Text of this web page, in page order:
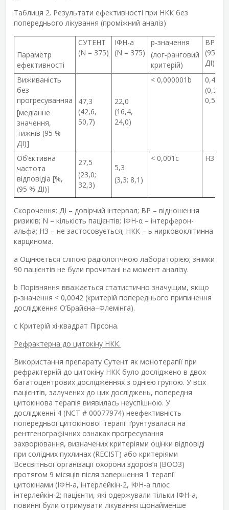
Таблиця 2. Результати ефективності при НКК без
попереднього лікування (проміжний аналіз)
Параметр
ефективності
СУТЕНТ
(N = 375)
ІФН-a
(N = 375)
p‑значення
(лог‑ранговий
критерій)
ВР
(95 %
ДІ)
Виживаність
без
прогресуванняa
[медіанне
значення,
тижнів (95 %
ДІ)]
47,3
(42,6,
50,7)
22,0
(16,4,
24,0)
< 0,000001b
0,415
(0,320,
0,539)
Об’єктивна
частота
відповідіa [%,
(95 % ДІ)]
27,5
(23,0;
32,3)
5,3
(3,3; 8,1)
< 0,001 c НЗ
Скорочення: ДІ – довірчий інтервал; ВР – відношення
ризиків; N – кількість пацієнтів; ІФН-α – інтерферон-
альфа; НЗ – не застосовується; НКК – ь нирковоклітинна
карцинома.
a Оцінюється сліпою радіологічною лабораторією; знімки
90 пацієнтів не були прочитані на момент аналізу.
b Порівняння вважається статистично значущим, якщо
р-значення < 0,0042 (критерій попереднього припинення
дослідження О’Брайєна–Флемінга).
c Критерій хі-квадрат Пірсона.
Рефрактерна до цитокіну НКК.
Використання препарату Сутент як монотерапії при
рефрактерній до цитокіну НКК було досліджено в двох
багатоцентрових дослідженнях з однією групою. У всіх
пацієнтів, залучених до цих досліджень, попередня
цитокінова терапія виявилась неуспішною. У
дослідженні 4 (NCT # 00077974) неефективність
попередньої цитокінової терапії ґрунтувалася на
рентгенографічних ознаках прогресування
захворювання, визначених критеріями оцінки відповіді
при солідних пухлинах (RECIST) або критеріями
Всесвітньої організації охорони здоров’я (ВООЗ)
протягом 9 місяців після завершення 1 терапії
цитокінами (ІФН-a, інтерлейкін-2, ІФН-a плюс
інтерлейкін-2; пацієнти, які одержували тільки ІФН-a,
повинні були отримувати лікування щонайменше